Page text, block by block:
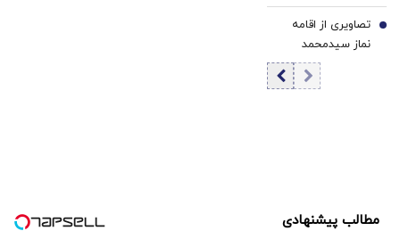
انتخابات 2028
آمریکا فاش شد
تصاویری از اقامه
نماز سیدمحمد
خاتمی بر پیکر
ابوالقاسم قاسم
7
مطالب پیشنهادی